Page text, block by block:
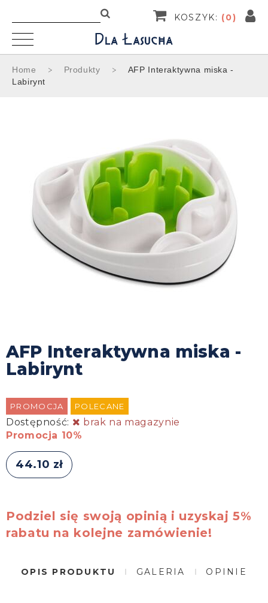
KOSZYK: (0)
Home Produkty
AFP Interaktywna miska -
Labirynt
AFP Interaktywna miska -
Labirynt
PROMOCJA POLECANE
Dostępność:
brak na magazynie
Promocja 10%
44.10 zł
Podziel się swoją opinią i uzyskaj 5%
rabatu na kolejne zamówienie!
OPIS PRODUKTU GALERIA OPINIE